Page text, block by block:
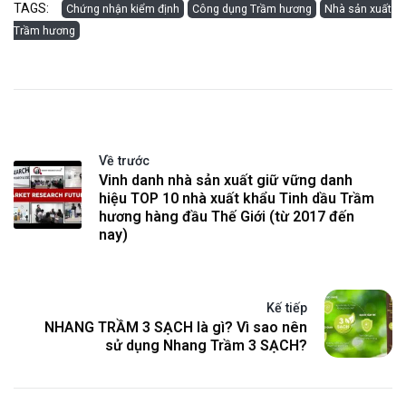
TAGS: Chứng nhận kiểm định Công dụng Trầm hương
Nhà sản xuất
Trầm hương
Về trước
Vinh danh nhà sản xuất giữ vững danh
hiệu TOP 10 nhà xuất khẩu Tinh dầu Trầm
hương hàng đầu Thế Giới (từ 2017 đến
nay)
Kế tiếp
NHANG TRẦM 3 SẠCH là gì? Vì sao nên
sử dụng Nhang Trầm 3 SẠCH?